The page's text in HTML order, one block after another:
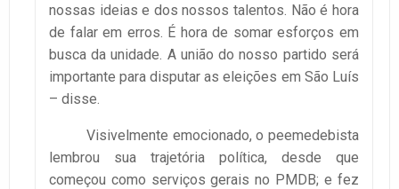
nossas ideias e dos nossos talentos. Não é hora
de falar em erros. É hora de somar esforços em
busca da unidade. A união do nosso partido será
importante para disputar as eleições em São Luís
– disse.
Visivelmente emocionado, o peemedebista
lembrou sua trajetória política, desde que
começou como serviços gerais no PMDB; e fez